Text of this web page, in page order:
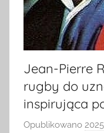
Jean-Pierre
rugby do
inspirująca
Opublikowano